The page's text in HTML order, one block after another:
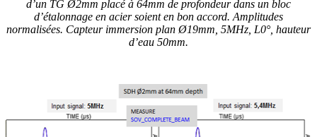
d’un TG Ø2mm placé à 64mm de profondeur dans un bloc
d’étalonnage en acier soient en bon accord. Amplitudes
normalisées. Capteur immersion plan Ø19mm, 5MHz, L0°, hauteur
d’eau 50mm.